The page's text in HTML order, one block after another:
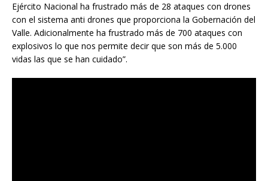
Ejército Nacional ha frustrado más de 28 ataques con drones
con el sistema anti drones que proporciona la Gobernación del
Valle. Adicionalmente ha frustrado más de 700 ataques con
explosivos lo que nos permite decir que son más de 5.000
vidas las que se han cuidado”.